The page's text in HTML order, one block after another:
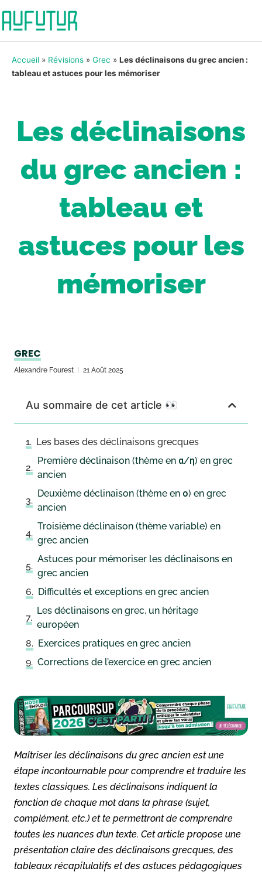
Accueil » Révisions » Grec » Les déclinaisons du grec ancien :
tableau et astuces pour les mémoriser
Les déclinaisons
du grec ancien :
tableau et
astuces pour les
mémoriser
GREC
Alexandre Fourest 21 Août 2025
Au sommaire de cet article 👀
Les bases des déclinaisons grecques
Première déclinaison (thème en α/η) en grec
ancien
Deuxième déclinaison (thème en ο) en grec
ancien
Troisième déclinaison (thème variable) en
grec ancien
Astuces pour mémoriser les déclinaisons en
grec ancien
Difficultés et exceptions en grec ancien
Les déclinaisons en grec, un héritage
européen
Exercices pratiques en grec ancien
Corrections de l’exercice en grec ancien
Maîtriser les déclinaisons du grec ancien est une
étape incontournable pour comprendre et traduire les
textes classiques. Les déclinaisons indiquent la
fonction de chaque mot dans la phrase (sujet,
complément, etc.) et te permettront de comprendre
toutes les nuances d’un texte. Cet article propose une
présentation claire des déclinaisons grecques, des
tableaux récapitulatifs et des astuces pédagogiques